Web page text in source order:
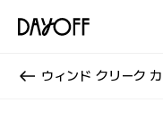
ウィンド クリーク